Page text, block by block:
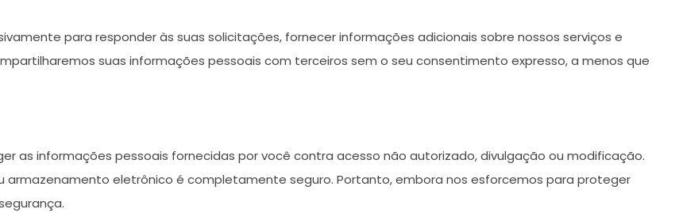
para responder às suas solicitações, fornecer informações adicionais sobre nossos serviços e
suas informações pessoais com terceiros sem o seu consentimento expresso, a menos que
as informações pessoais fornecidas por você contra acesso não autorizado, divulgação ou modificação.
eletrônico é completamente seguro. Portanto, embora nos esforcemos para proteger